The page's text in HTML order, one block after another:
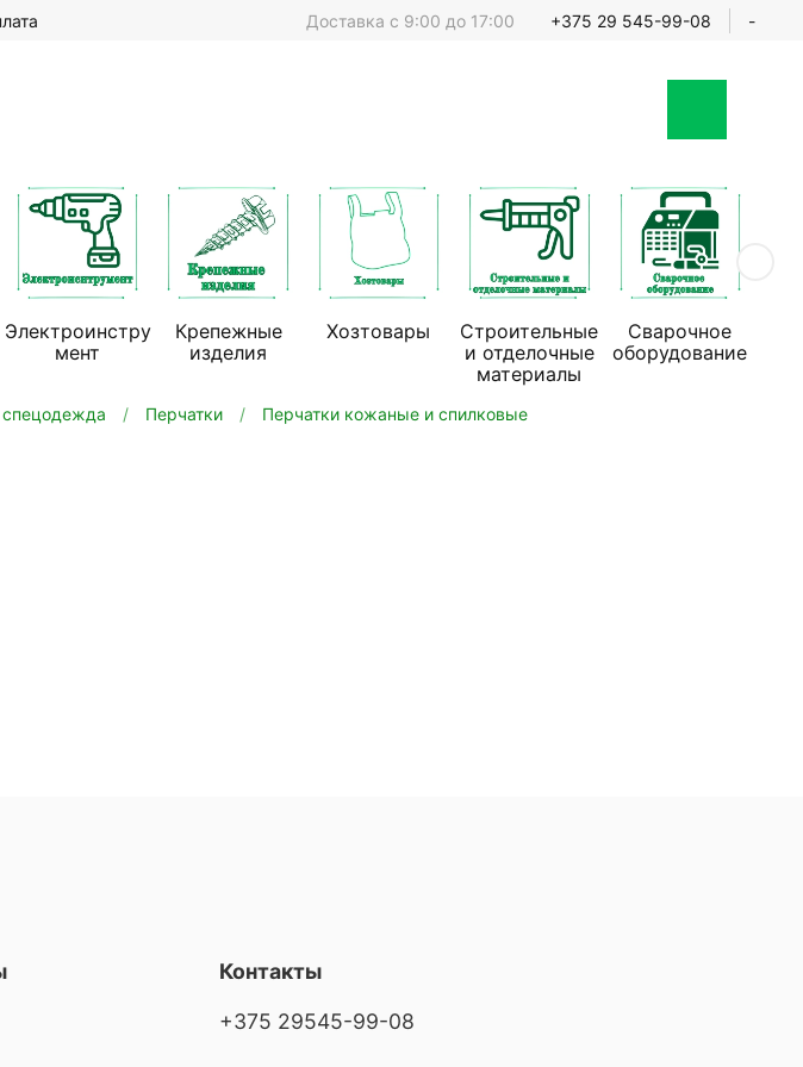
Доставка с 9:00 до 17:00 +375 29 545-99-08 -
Электроинстру
мент
Крепежные
изделия
Хозтовары
Строительные
и отделочные
материалы
Сварочное
оборудование
Перчатки Перчатки кожаные и спилковые
Контакты
+375 29545-99-08